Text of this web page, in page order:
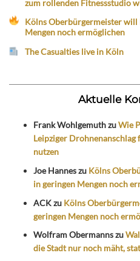
zum rollenden Fitnessstudio
Kölns Oberbürgermeister will
Mengen noch ermöglichen
The Casualties live in Köln
Aktuelle
Frank WohlgemuthzuWie
Leipziger
nutzen
Joe Hanneszu Kölns
in geringen Mengen noch
ACKzu Kölns
geringen Mengen noch
Wolfram Obermannszu
die Stadt nur noch mäht,